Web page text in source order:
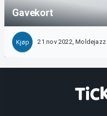
Gavekort
Kjøp 21 nov 2022, Moldejazz